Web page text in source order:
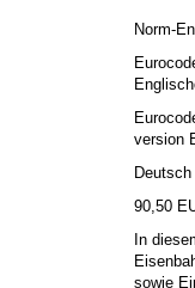
Norm-
version
90,50
In
sowie